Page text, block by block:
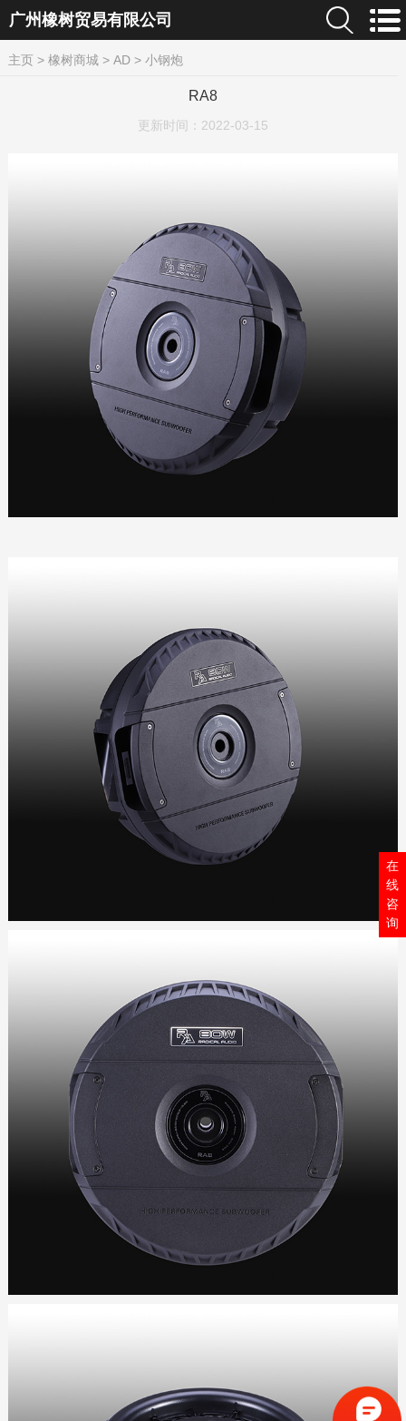
广州橡树贸易有限公司
主页> 橡树商城 > AD> 小钢炮
RA8
更新时间： 2022-03-15
在
线
咨
询